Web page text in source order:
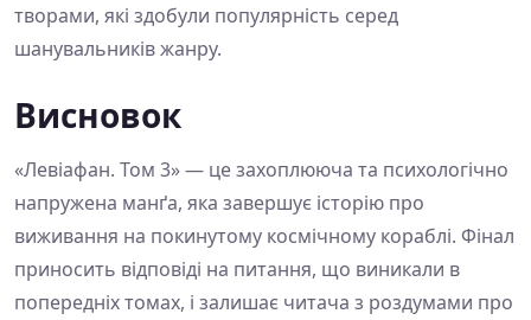
творами, які здобули популярність серед
шанувальників жанру.
Висновок
«Левіафан. Том 3» — це захоплююча та психологічно
напружена манґа, яка завершує історію про
виживання на покинутому космічному кораблі. Фінал
приносить відповіді на питання, що виникали в
попередніх томах, і залишає читача з роздумами про